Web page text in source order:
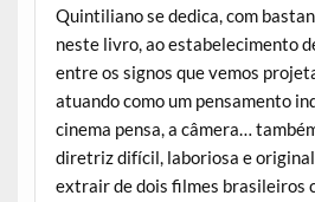
Quintiliano se dedica, com
neste livro, ao estabelecimento
entre os signos que vemos
atuando como um pensamento
cinema pensa, a câmera…
diretriz difícil, laboriosa e
extrair de dois filmes brasileiros